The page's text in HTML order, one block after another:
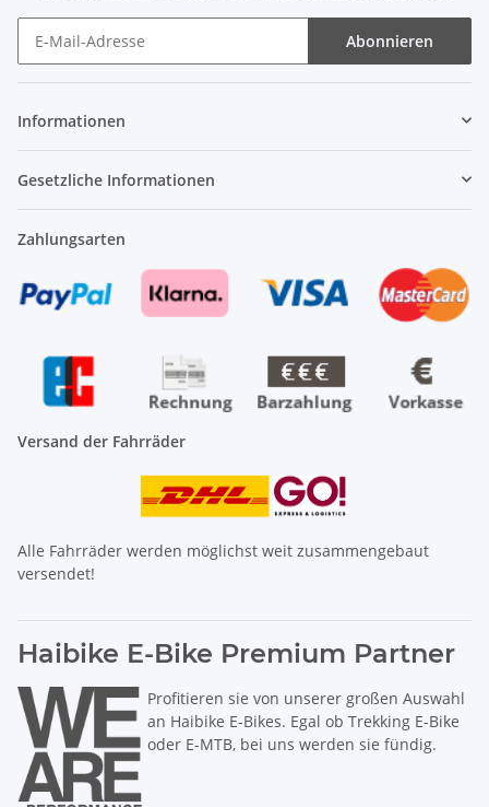
Abonnieren
Informationen
Gesetzliche Informationen
Zahlungsarten
Versand der Fahrräder
Alle Fahrräder werden möglichst weit zusammengebaut
versendet!
Haibike E-Bike Premium Partner
Profitieren sie von unserer großen Auswahl
an Haibike E-Bikes. Egal ob Trekking E-Bike
oder E-MTB, bei uns werden sie fündig.